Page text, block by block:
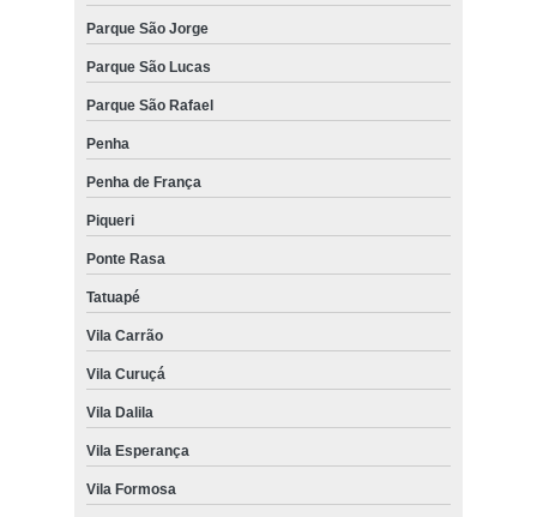
Parque São Jorge
Parque São Lucas
Parque São Rafael
Penha
Penha de França
Piqueri
Ponte Rasa
Tatuapé
Vila Carrão
Vila Curuçá
Vila Dalila
Vila Esperança
Vila Formosa